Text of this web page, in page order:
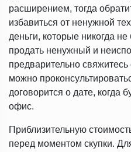
расширением, тогда
избавиться от ненужной
деньги, которые никогда
продать ненужный и
предварительно
можно
договорится о дате, когда
офис.
Приблизительную
перед моментом скупки.